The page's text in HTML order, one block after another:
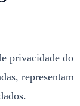
privacidade do
representam